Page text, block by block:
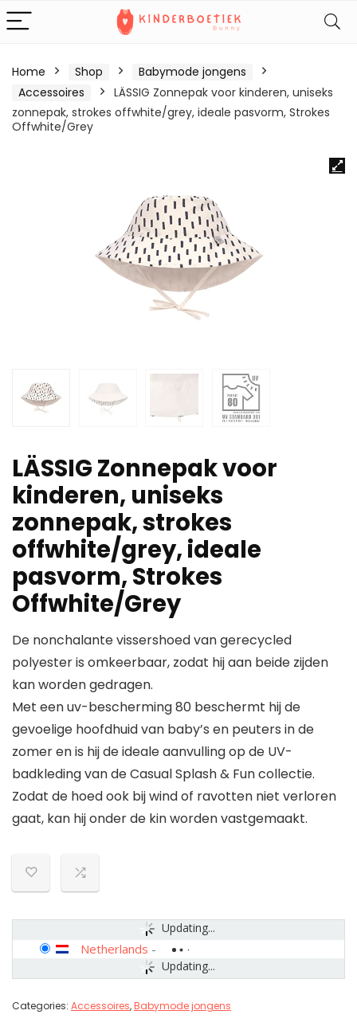
Home Shop
Babymode jongens
Accessoires
LÄSSIG Zonnepak voor kinderen, uniseks
zonnepak, strokes offwhite/grey, ideale pasvorm, Strokes
Offwhite/Grey
LÄSSIG Zonnepak voor
kinderen, uniseks
zonnepak, strokes
offwhite/grey, ideale
pasvorm, Strokes
Offwhite/Grey
De nonchalante vissershoed van gerecycled
polyester is omkeerbaar, zodat hij aan beide zijden
kan worden gedragen.
Met een uv-bescherming 80 beschermt hij de
gevoelige hoofdhuid van baby’s en peuters in de
zomer en is hij de ideale aanvulling op de UV-
badkleding van de Casual Splash & Fun collectie.
Zodat de hoed ook bij wind of ravotten niet verloren
gaat, kan hij onder de kin worden vastgemaakt.
Updating...
Updating...
Netherlands -
Categories: Accessoires,Babymode jongens